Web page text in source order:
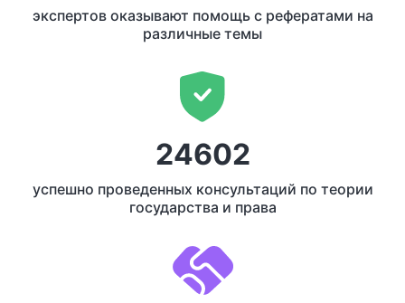
экспертов оказывают помощь с рефератами на
различные темы
24602
успешно проведенных консультаций по теории
государства и права